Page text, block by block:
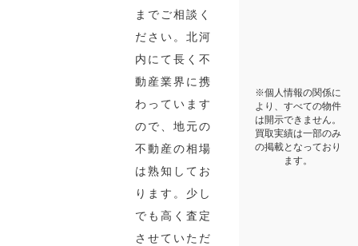
までご相談く
ださい。北河
内にて長く不
動産業界に携
わっています
ので、地元の
不動産の相場
は熟知してお
ります。少し
でも高く査定
させていただ
※個人情報の関係に
より、すべての物件
は開示できません。
買取実績は一部のみ
の掲載となっており
ます。